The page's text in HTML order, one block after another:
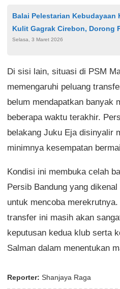
Balai Pelestarian Kebudayaan
Kulit Gagrak Cirebon, Dorong
Warisan Budaya Takbenda
Selasa, 3 Maret 2026
Di sisi lain, situasi di PSM
memengaruhi peluang
belum mendapatkan banyak
beberapa waktu terakhir.
belakang Juku Eja disinyalir
minimnya kesempatan
Kondisi ini membuka celah
Persib Bandung yang
untuk mencoba
transfer ini masih akan
keputusan kedua klub serta
Salman dalam menentukan
Reporter: Shanjaya Raga